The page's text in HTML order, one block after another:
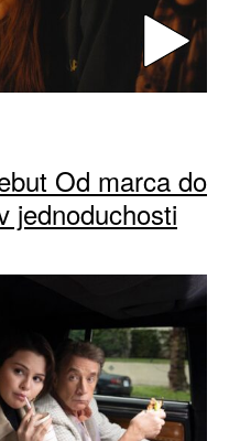
Od marca do
jednoduchosti